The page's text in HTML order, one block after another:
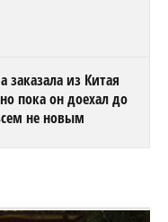
заказала из Китая
пока он доехал до
не новым